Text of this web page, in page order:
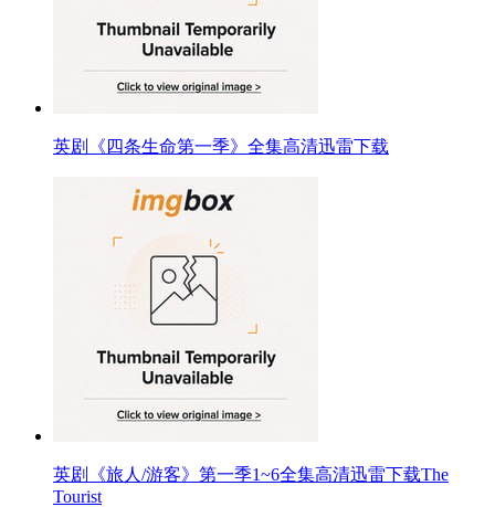
英剧《四条生命第一季》全集高清迅雷下载
英剧《旅人/游客》第一季1~6全集高清迅雷下载The
Tourist